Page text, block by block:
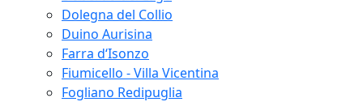
Dolegna del Collio
Duino Aurisina
Farra d‘Isonzo
Fiumicello - Villa Vicentina
Fogliano Redipuglia